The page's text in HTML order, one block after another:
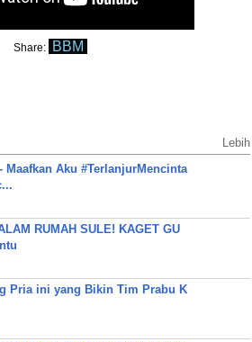
Share: BBM
Lebih
Maafkan Aku #TerlanjurMencinta
RUMAH SULE! KAGET GU
Pria ini yang Bikin Tim Prabu K